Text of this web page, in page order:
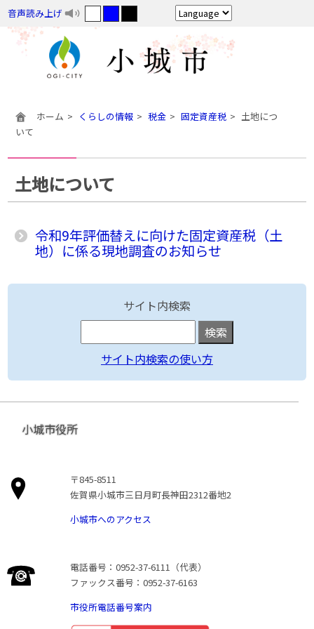
音声読み上げ
ホーム くらしの情報 税金 固定資産税
土地につ
いて
土地について
令和9年評価替えに向けた固定資産税（土
地）に係る現地調査のお知らせ
サイト内検索
サイト内検索の使い方
小城市役所
〒845-8511
佐賀県小城市三日月町長神田2312番地2
小城市へのアクセス
電話番号：0952-37-6111（代表）
ファックス番号：0952-37-6163
市役所電話番号案内